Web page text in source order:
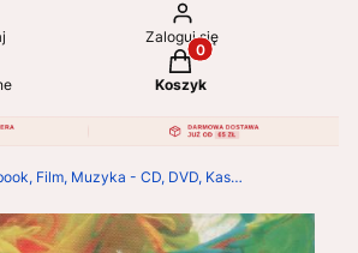
wyszukiwarkę
Zaloguj się
Produkty w koszyku:
Koszyk
Audiobook, Film, Muzyka - CD, DVD, Kasety VHS